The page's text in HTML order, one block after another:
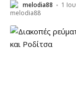
melodia88 1